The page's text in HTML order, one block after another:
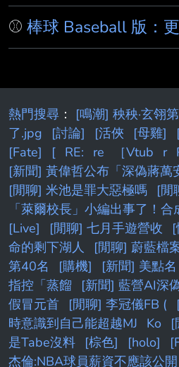
⚾ 棒球 Baseball 版：
熱門搜尋 ： [鳴潮] 秧秧·玄翎
了.jpg
[討論] [活俠 [母雞]
[Fate]
[ RE: re ［Vtub r
[新聞] 黃偉哲公布「深偽蔣
[閒聊] 米池是罪大惡極嗎
[閒
「萊爾校長」小編出事了！
[Live]
[閒聊] 七月手遊營收
命的剩下湖人
[閒聊] 蔚藍檔
第40名
[購機]
[新聞] 美點
指控「蒸餾
[新聞] 藍營AI深
假冒元首
[閒聊] 李冠儀FB (
時意識到自己能超越MJ
Ko
[
是Tabe沒料
[棕色] [holo]
杰倫:NBA球員薪資不應該公開